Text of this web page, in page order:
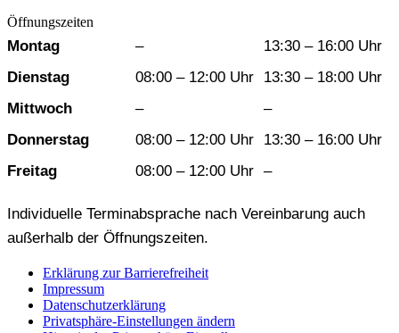
Öffnungszeiten
Wochentag Vormittag
Montag –
13:30 – 16:00 Uhr
Dienstag
08:00 – 12:00 Uhr
13:30 – 18:00 Uhr
Mittwoch
–
–
Donnerstag
08:00 – 12:00 Uhr
13:30 – 16:00 Uhr
Freitag
08:00 – 12:00 Uhr –
Individuelle Terminabsprache nach Vereinbarung auch
außerhalb der Öffnungszeiten.
Erklärung zur Barrierefreiheit
Impressum
Datenschutzerklärung
Privatsphäre-Einstellungen ändern